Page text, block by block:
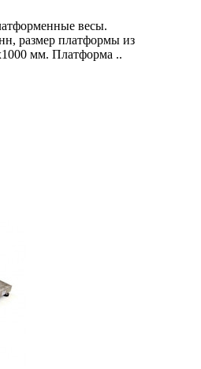
весы.
размер платформы из
мм. Платформа ..